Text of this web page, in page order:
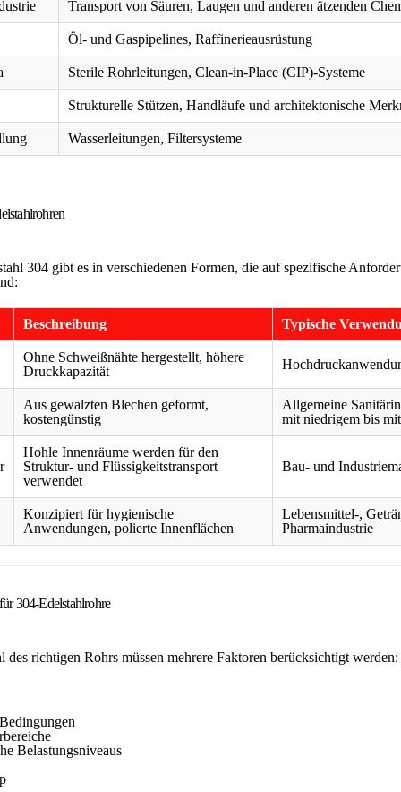
Transport von Säuren, Laugen und anderen ätzenden
Öl- und Gaspipelines, Raffinerieausrüstung
Sterile Rohrleitungen, Clean-in-Place (CIP)-Systeme
Strukturelle Stützen, Handläufe und architektonische
Wasserleitungen, Filtersysteme
304 gibt es in verschiedenen Formen, die auf spezifische
Beschreibung Typische
Ohne Schweißnähte hergestellt, höhere
Druckkapazität
Aus gewalzten Blechen geformt,
kostengünstig
Allgemeine
mit niedrigem bis
Hohle Innenräume werden für den
Struktur- und Flüssigkeitstransport
verwendet
Bau- und
Konzipiert für hygienische
Anwendungen, polierte Innenflächen
Lebensmittel-,
Pharmaindustrie
304-Edelstahlrohre
des richtigen Rohrs müssen mehrere Faktoren berücksichtigt werden:
Belastungsniveaus